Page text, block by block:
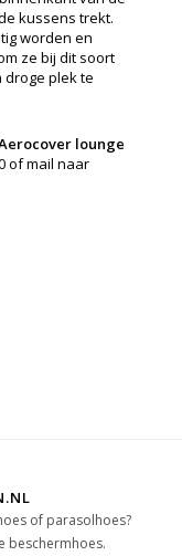
kussens trekt.
worden en
ze bij dit soort
plek te
lounge
of mail naar
of parasolhoes?
beschermhoes.